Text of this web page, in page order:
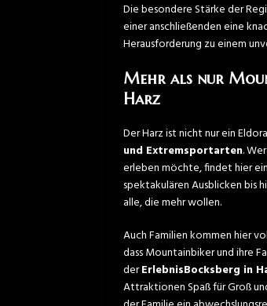
Die besondere Stärke der
einer anschließenden eine
Herausforderung zu einem
Mehr als nur
Harz
Der Harz ist nicht nur ein
und Extremsportarten.
erleben möchte, findet hier
spektakulären Ausblicken bis
alle, die mehr wollen.
Auch Familien kommen hier
dass Mountainbiker und ihre
derErlebnisBocksberg in
Attraktionen Spaß für Groß